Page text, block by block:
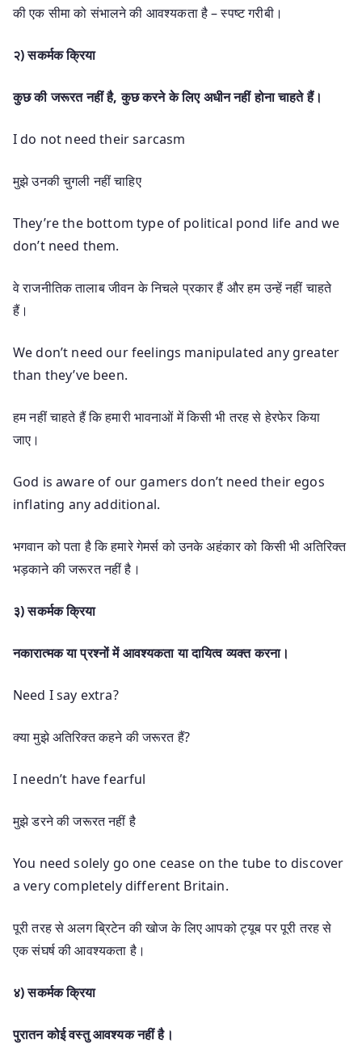
की एक सीमा को संभालने की आवश्यकता है – स्पष्ट गरीबी।
२) सकर्मक क्रिया
कुछ की जरूरत नहीं है, कुछ करने के लिए अधीन नहीं होना चाहते हैं।
I do not need their sarcasm
मुझे उनकी चुगली नहीं चाहिए
They’re the bottom type of political pond life and we
don’t need them.
वे राजनीतिक तालाब जीवन के निचले प्रकार हैं और हम उन्हें नहीं चाहते
हैं।
We don’t need our feelings manipulated any greater
than they’ve been.
हम नहीं चाहते हैं कि हमारी भावनाओं में किसी भी तरह से हेरफेर किया
जाए।
God is aware of our gamers don’t need their egos
inflating any additional.
भगवान को पता है कि हमारे गेमर्स को उनके अहंकार को किसी भी अतिरिक्त
भड़काने की जरूरत नहीं है।
३) सकर्मक क्रिया
नकारात्मक या प्रश्नों में आवश्यकता या दायित्व व्यक्त करना।
Need I say extra?
क्या मुझे अतिरिक्त कहने की जरूरत हैं?
I needn’t have fearful
मुझे डरने की जरूरत नहीं है
You need solely go one cease on the tube to discover
a very completely different Britain.
पूरी तरह से अलग ब्रिटेन की खोज के लिए आपको ट्यूब पर पूरी तरह से
एक संघर्ष की आवश्यकता है।
४) सकर्मक क्रिया
पुरातन कोई वस्तु आवश्यक नहीं है।